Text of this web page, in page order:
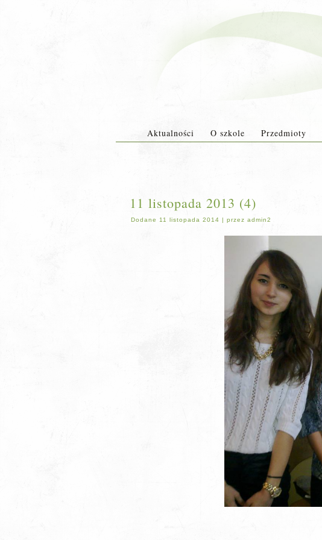
Aktualności O szkole Przedmioty
11 listopada 2013 (4)
Dodane 11 listopada 2014 | przez admin2